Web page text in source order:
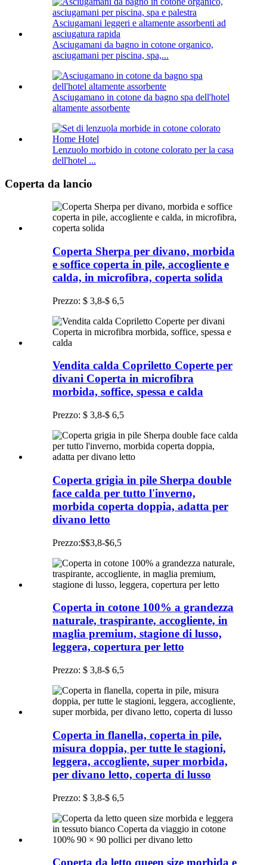
Asciugamani da bagno in cotone organico,
asciugamani per piscina, spa,...
Asciugamano in cotone da bagno spa dell'hotel
altamente assorbente
Lenzuolo morbido in cotone colorato per la casa
dell'hotel ...
Coperta da lancio
Coperta Sherpa per divano, morbida
e soffice coperta in pile, accogliente e
calda, in microfibra, coperta solida
Prezzo: $ 3,8-$ 6,5
Vendita calda Copriletto Coperte per
divani Coperta in microfibra
morbida, soffice, spessa e calda
Prezzo: $ 3,8-$ 6,5
Coperta grigia in pile Sherpa double
face calda per tutto l'inverno,
morbida coperta doppia, adatta per
divano letto
Prezzo:$$3,8-$6,5
Coperta in cotone 100% a grandezza
naturale, traspirante, accogliente, in
maglia premium, stagione di lusso,
leggera, copertura per letto
Prezzo: $ 3,8-$ 6,5
Coperta in flanella, coperta in pile,
misura doppia, per tutte le stagioni,
leggera, accogliente, super morbida,
per divano letto, coperta di lusso
Prezzo: $ 3,8-$ 6,5
Coperta da letto queen size morbida e